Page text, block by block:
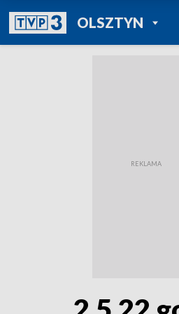
OLSZTYNPOWRÓT DO
TVP REGIONY